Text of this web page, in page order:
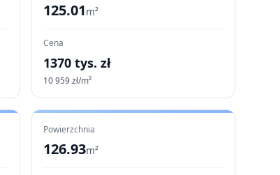
125.01m²
Cena
1370 tys. zł
10 959zł/m²
Powierzchnia
126.93m²